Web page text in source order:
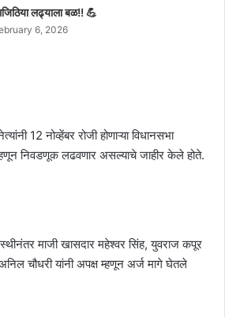
लढ्याला बळ!! 💪
6, 2026
12 नोव्हेंबर रोजी होणाऱ्या विधानसभा
निवडणूक लढवणार असल्याचे जाहीर केले होते.
माजी खासदार महेश्वर सिंह, युवराज कपूर
चौधरी यांनी अपक्ष म्हणून अर्ज मागे घेतले